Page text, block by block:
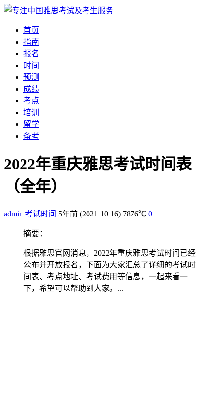
首页
指南
报名
时间
预测
成绩
考点
培训
留学
备考
2022年重庆雅思考试时间表
（全年）
admin 考试时间 5年前 (2021-10-16) 7876℃ 0
摘要：
根据雅思官网消息，2022年重庆雅思考试时间已经
公布并开放报名，下面为大家汇总了详细的考试时
间表、考点地址、考试费用等信息，一起来看一
下，希望可以帮助到大家。...